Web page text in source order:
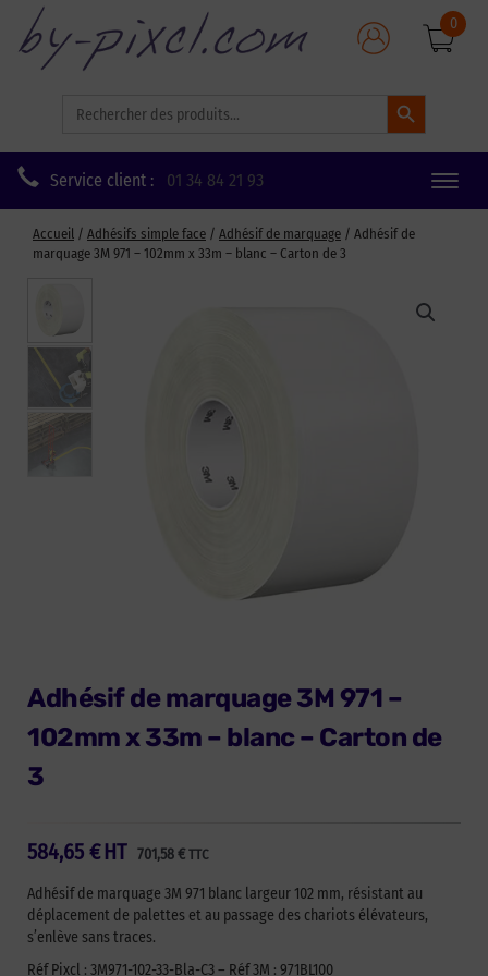
for:
Search Button
0
Service client : 01 34 84 21 93
Toggle
Accueil / Adhésifs simple face / Adhésif de marquage / Adhésif de
marquage 3M 971 – 102mm x 33m – blanc – Carton de 3
Adhésif de marquage 3M 971 –
102mm x 33m – blanc – Carton de
3
584,65 € 701,58€ TTC
HT
Adhésif de marquage 3M 971 blanc largeur 102 mm, résistant au
déplacement de palettes et au passage des chariots élévateurs,
s’enlève sans traces.
Réf Pixcl : 3M971-102-33-Bla-C3 – Réf 3M : 971BL100